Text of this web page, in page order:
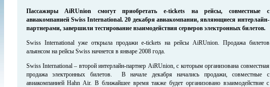
Пассажиры AiRUnion смогут приобретать e-tickets на рейсы, совместные с
авиакомпанией Swiss International. 20 декабря авиакомпании, являющиеся интерлайн-
партнерами, завершили тестирование взаимодействия серверов электронных билетов.
Swiss International уже открыла продажи e-tickets на рейсы AiRUnion. Продажа билетов
альянсом на рейсы Swiss начнется в январе 2008 года.
Swiss International – второй интерлайн-партнер AiRUnion, с которым организована совместная
продажа электронных билетов. В начале декабря начались продажи, совместные с
авиакомпанией Hahn Air. В ближайшее время также будет организовано взаимодействие с